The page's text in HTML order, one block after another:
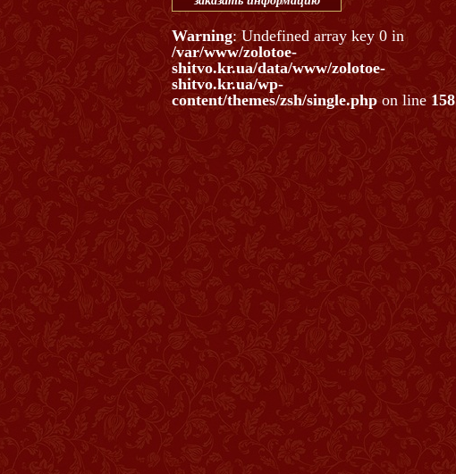
Warning: Undefined array key 0 in
/var/www/zolotoe-
shitvo.kr.ua/data/www/zolotoe-
shitvo.kr.ua/wp-
content/themes/zsh/single.php on line158